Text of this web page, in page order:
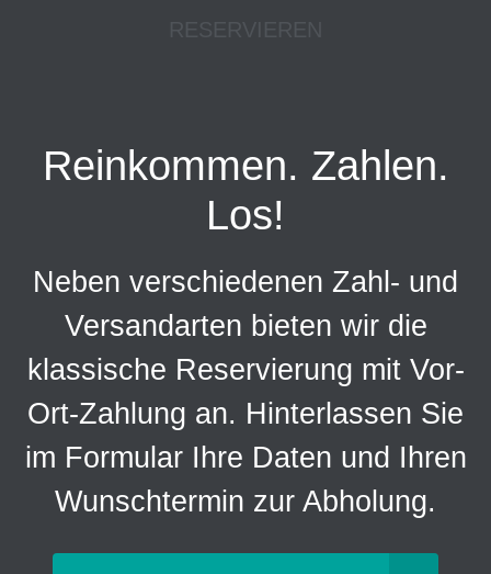
Reinkommen. Zahlen.
Los!
Neben verschiedenen Zahl- und
Versandarten bieten wir die
klassische Reservierung mit Vor-
Ort-Zahlung an. Hinterlassen Sie
im Formular Ihre Daten und Ihren
Wunschtermin zur Abholung.